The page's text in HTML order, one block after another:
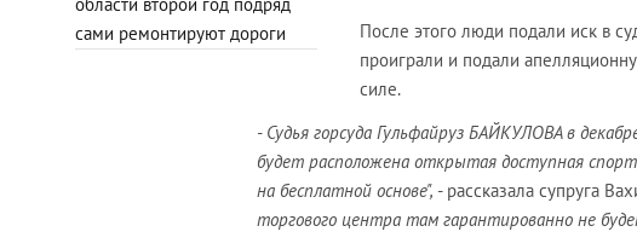
сами ремонтируют дороги
После этого люди подали иск в
проиграли и подали
силе.
- Судья горсуда Гульфайруз БАЙКУЛОВА в
будет расположена открытая доступная
на бесплатной основе", - рассказала супруга
торгового центра там гарантированно не